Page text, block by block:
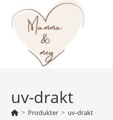
content
uv-drakt
> Produkter > uv-drakt